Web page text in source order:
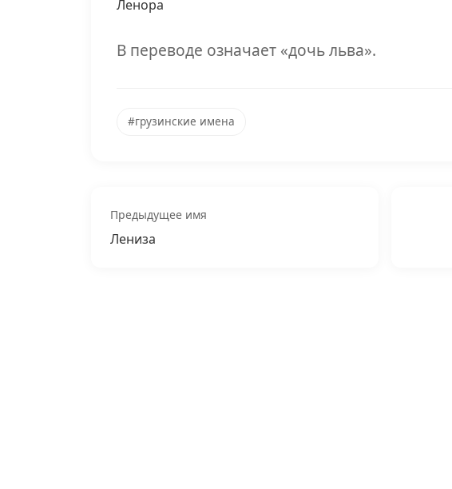
Ленора
В переводе означает «дочь льва».
#грузинские имена
Предыдущее имя
Лениза